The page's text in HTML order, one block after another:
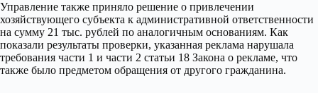
Управление также приняло решение о привлечении
хозяйствующего субъекта к административной ответственности
на сумму 21 тыс. рублей по аналогичным основаниям. Как
показали результаты проверки, указанная реклама нарушала
требования части 1 и части 2 статьи 18 Закона о рекламе, что
также было предметом обращения от другого гражданина.